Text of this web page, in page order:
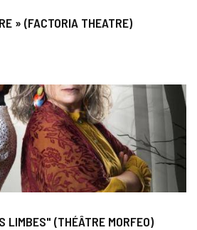
» (FACTORIA THEATRE)
LIMBES" (THÉÂTRE MORFEO)